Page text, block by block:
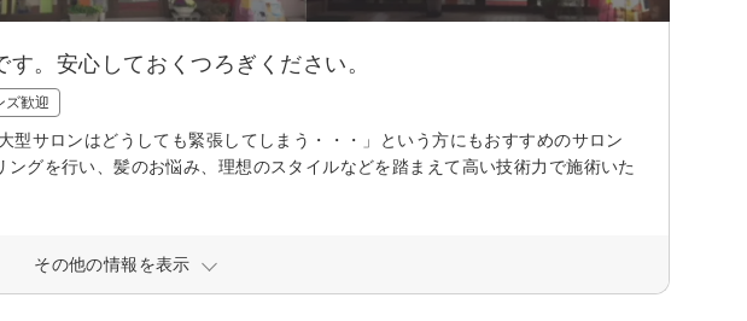
。安心しておくつろぎください。
ズ歓迎
型サロンはどうしても緊張してしまう・・・」という方にもおすすめのサロン
グを行い、髪のお悩み、理想のスタイルなどを踏まえて高い技術力で施術いた
その他の情報を表示